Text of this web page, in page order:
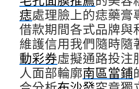
痣處理臉上的痣藥膏
借款期間各式品牌與
維護信用我們隨時
動彩券虛擬通路投注
人面部輪廓南區當鋪